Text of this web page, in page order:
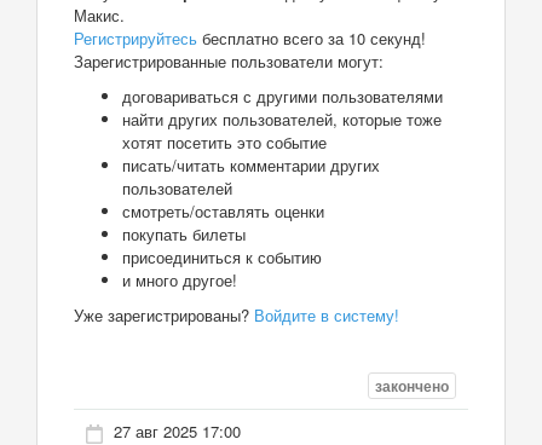
Макис.
Регистрируйтесь бесплатно всего за 10 секунд!
Зарегистрированные пользователи могут:
договариваться с другими пользователями
найти других пользователей, которые тоже
хотят посетить это событие
писать/читать комментарии других
пользователей
смотреть/оставлять оценки
покупать билеты
присоединиться к событию
и много другое!
Уже зарегистрированы? Войдите в систему!
закончено
27 авг 2025 17:00